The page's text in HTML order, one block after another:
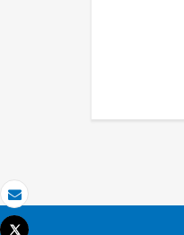
Email
Tweet